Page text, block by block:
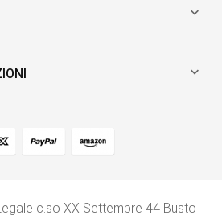


c.so XX Settembre 44 Busto